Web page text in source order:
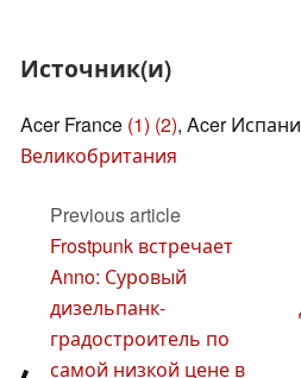
Источник(и)
Acer France (1) (2), Acer
Великобритания
Previous article
Frostpunk встречает
Anno: Суровый
дизельпанк-
градостроитель по
самой низкой цене в